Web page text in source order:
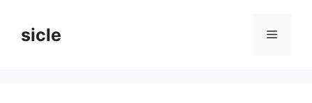
contentsicle Menu